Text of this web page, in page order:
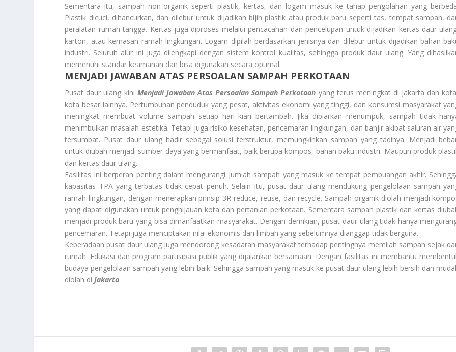
Sementara itu, sampah non-organik seperti plastik, kertas, dan logam masuk ke tahap pengolahan yang
Plastik dicuci, dihancurkan, dan dilebur untuk dijadikan bijih plastik atau produk baru seperti tas, tempat sampah,
peralatan rumah tangga. Kertas juga diproses melalui pencacahan dan pencelupan untuk dijadikan kertas daur
karton, atau kemasan ramah lingkungan. Logam dipilah berdasarkan jenisnya dan dilebur untuk dijadikan bahan
industri. Seluruh alur ini juga dilengkapi dengan sistem kontrol kualitas, sehingga produk daur ulang. Yang
memenuhi standar keamanan dan bisa digunakan secara optimal.
MENJADI JAWABAN ATAS PERSOALAN SAMPAH PERKOTAAN
Pusat daur ulang kini Menjadi Jawaban Atas Persoalan Sampah Perkotaan yang terus meningkat di Jakarta dan
kota besar lainnya. Pertumbuhan penduduk yang pesat, aktivitas ekonomi yang tinggi, dan konsumsi masyarakat
meningkat membuat volume sampah setiap hari kian bertambah. Jika dibiarkan menumpuk, sampah tidak
menimbulkan masalah estetika. Tetapi juga risiko kesehatan, pencemaran lingkungan, dan banjir akibat saluran air
tersumbat. Pusat daur ulang hadir sebagai solusi terstruktur, memungkinkan sampah yang tadinya. Menjadi
untuk diubah menjadi sumber daya yang bermanfaat, baik berupa kompos, bahan baku industri. Maupun produk
dan kertas daur ulang.
Fasilitas ini berperan penting dalam mengurangi jumlah sampah yang masuk ke tempat pembuangan akhir.
kapasitas TPA yang terbatas tidak cepat penuh. Selain itu, pusat daur ulang mendukung pengelolaan sampah
ramah lingkungan, dengan menerapkan prinsip 3R reduce, reuse, dan recycle. Sampah organik diolah menjadi
yang dapat digunakan untuk penghijauan kota dan pertanian perkotaan. Sementara sampah plastik dan kertas
menjadi produk baru yang bisa dimanfaatkan masyarakat. Dengan demikian, pusat daur ulang tidak hanya
pencemaran. Tetapi juga menciptakan nilai ekonomis dari limbah yang sebelumnya dianggap tidak berguna.
Keberadaan pusat daur ulang juga mendorong kesadaran masyarakat terhadap pentingnya memilah sampah sejak
rumah. Edukasi dan program partisipasi publik yang dijalankan bersamaan. Dengan fasilitas ini membantu
budaya pengelolaan sampah yang lebih baik. Sehingga sampah yang masuk ke pusat daur ulang lebih bersih dan
diolah diJakarta.